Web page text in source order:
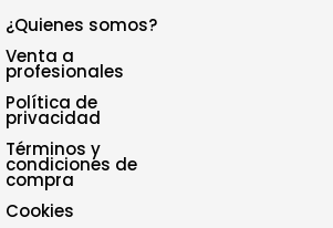
¿Quienes somos?
Venta a
profesionales
Política de
privacidad
Términos y
condiciones de
compra
Cookies